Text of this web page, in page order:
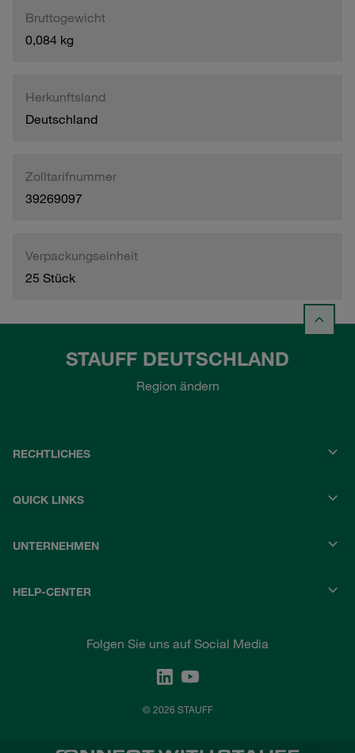
Bruttogewicht
0,084 kg
Herkunftsland
Deutschland
Zolltarifnummer
39269097
Verpackungseinheit
25 Stück
STAUFF DEUTSCHLAND
Region ändern
RECHTLICHES
QUICK LINKS
UNTERNEHMEN
HELP-CENTER
Folgen Sie uns auf Social Media
© 2026 STAUFF